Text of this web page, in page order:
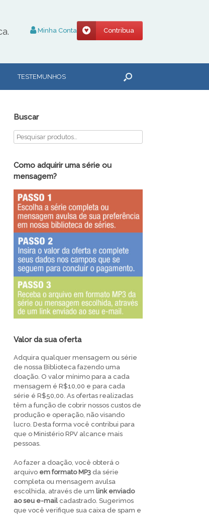
Minha Conta Contribua
TESTEMUNHOS
Buscar
Como adquirir uma série ou
mensagem?
Valor da sua oferta
Adquira qualquer mensagem ou série
de nossa Biblioteca fazendo uma
doação. O valor mínimo para a cada
mensagem é R$10,00 e para cada
série é R$50,00. As ofertas realizadas
têm a função de cobrir nossos custos de
produção e operação, não visando
lucro. Desta forma você contribui para
que o Ministério RPV alcance mais
pessoas.
Ao fazer a doação, você obterá o
arquivo em formato MP3 da série
completa ou mensagem avulsa
escolhida, através de umlink enviado
ao seu e-mail cadastrado. Sugerimos
que você verifique sua caixa de spam e